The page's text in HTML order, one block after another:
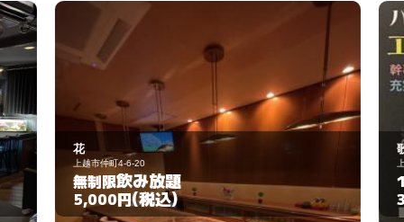
花
上越市仲町4-6-20
無制限飲み放題
5,000円(税込)